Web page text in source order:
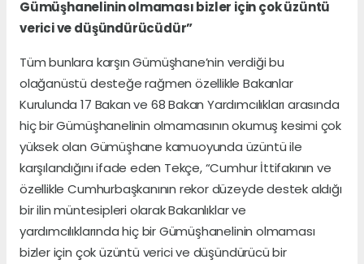
Gümüşhanelinin olmaması bizler için çok üzüntü
verici ve düşündürücüdür”
Tüm bunlara karşın Gümüşhane’nin verdiği bu
olağanüstü desteğe rağmen özellikle Bakanlar
Kurulunda 17 Bakan ve 68 Bakan Yardımcılıkları arasında
hiç bir Gümüşhanelinin olmamasının okumuş kesimi çok
yüksek olan Gümüşhane kamuoyunda üzüntü ile
karşılandığını ifade eden Tekçe, “Cumhur İttifakının ve
özellikle Cumhurbaşkanının rekor düzeyde destek aldığı
bir ilin müntesipleri olarak Bakanlıklar ve
yardımcılıklarında hiç bir Gümüşhanelinin olmaması
bizler için çok üzüntü verici ve düşündürücü bir